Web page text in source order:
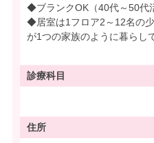
◆ブランクOK（40代～50代
◆居室は1フロア2～12名の
が1つの家族のように暮らし
診療科目
住所